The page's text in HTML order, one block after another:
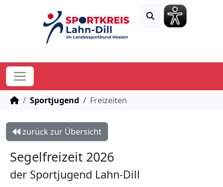
STARTSEITE
Sportjugend Freizeiten
zurück zur Übersicht
Segelfreizeit 2026
der Sportjugend Lahn-Dill